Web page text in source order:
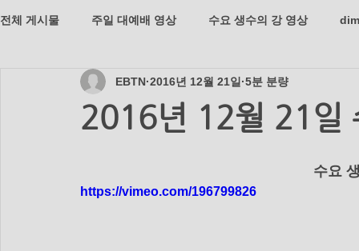
전체 게시물 주일 대예배 영상 수요 생수의 강 영상
dim-201807 mer-201807 dim-201806
2016년 12월 21일
EBTN 2016년 12월 21일 5분 분량
https://vimeo.com/196799826